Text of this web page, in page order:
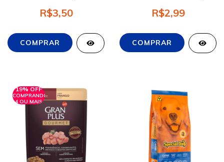
R$3,50 R$2,99
19% OFF
COMPRANDO
4 OU MAIS